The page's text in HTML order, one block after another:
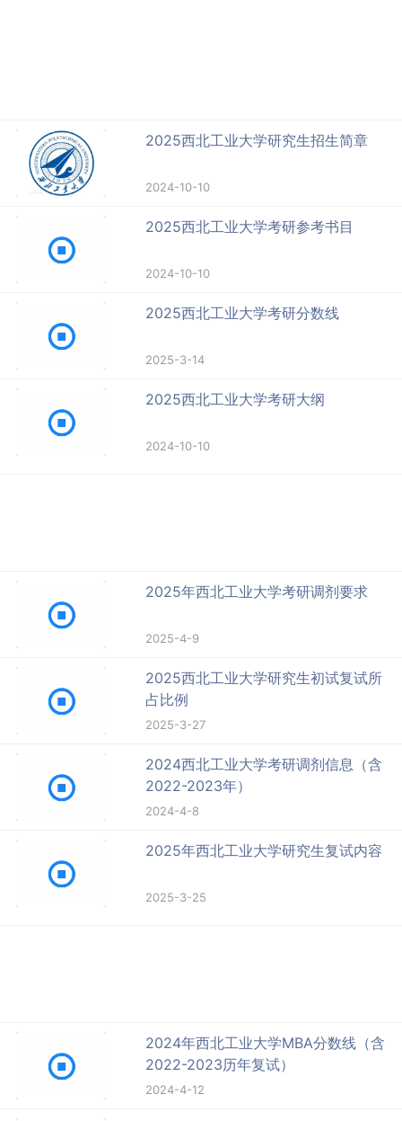
2025西北工业大学研究生招生简章
2024-10-10
2025西北工业大学考研参考书目
2024-10-10
2025西北工业大学考研分数线
2025-3-14
2025西北工业大学考研大纲
2024-10-10
2025年西北工业大学考研调剂要求
2025-4-9
2025西北工业大学研究生初试复试所
占比例
2025-3-27
2024西北工业大学考研调剂信息（含
2022-2023年）
2024-4-8
2025年西北工业大学研究生复试内容
2025-3-25
2024年西北工业大学MBA分数线（含
2022-2023历年复试）
2024-4-12